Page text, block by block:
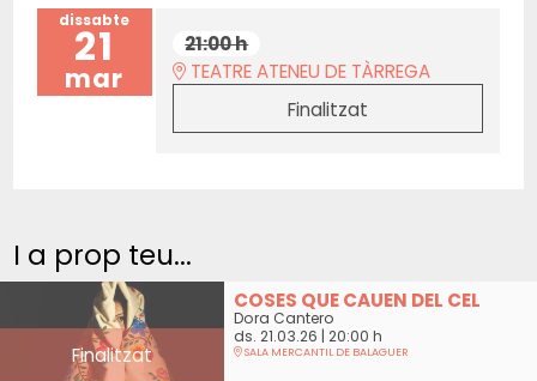
dissabte
21
mar
21:00 h
TEATRE ATENEU DE TÀRREGA
Finalitzat
I a prop teu...
Finalitzat
COSES QUE CAUEN DEL CEL
Dora Cantero
ds. 21.03.26 | 20:00 h
SALA MERCANTIL DE BALAGUER